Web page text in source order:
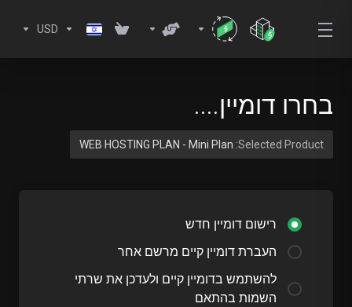
USD
בחרו דומיין....
Selected Product:
WEB HOSTING PLAN - Mini Plan
רישום דומיין חדש
העברת דומיין קיים מרשם אחר
להשתמש בדומיין קיים ולעדכן את שרתי
השמות בהתאם